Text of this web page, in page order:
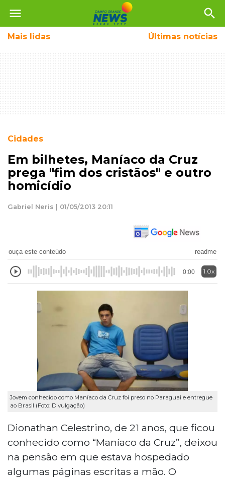
menu search
Mais lidas Últimas notícias
Cidades
Em bilhetes, Maníaco da Cruz
prega "fim dos cristãos" e outro
homicídio
Gabriel Neris | 01/05/2013 20:11
ouça este conteúdo readme
0:00 1.0x
Jovem conhecido como Maníaco da Cruz foi preso no Paraguai e entregue
ao Brasil (Foto: Divulgação)
Dionathan Celestrino, de 21 anos, que ficou
conhecido como “Maníaco da Cruz”, deixou
na pensão em que estava hospedado
algumas páginas escritas a mão. O